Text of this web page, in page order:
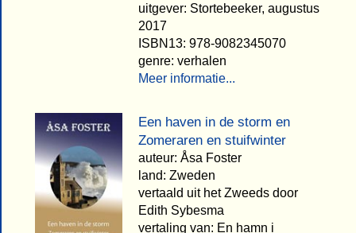
uitgever: Stortebeeker, augustus
2017
ISBN13: 978-9082345070
genre: verhalen
Meer informatie...
Een haven in de storm en
Zomeraren en stuifwinter
auteur: Åsa Foster
land: Zweden
vertaald uit het Zweeds door
Edith Sybesma
vertaling van: En hamn i